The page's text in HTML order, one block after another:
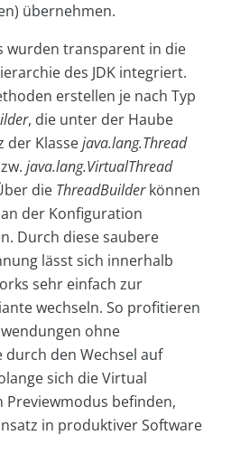
übernehmen.
wurden transparent in die
des JDK integriert.
erstellen je nach Typ
, die unter der Haube
der Klassejava.lang.Thread
java.lang.VirtualThread
die ThreadBuilderkönnen
der Konfiguration
Durch diese saubere
lässt sich innerhalb
sehr einfach zur
wechseln. So profitieren
ohne
den Wechsel auf
sich die Virtual
Previewmodus befinden,
in produktiver Software